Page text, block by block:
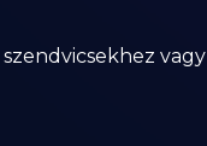
vagy